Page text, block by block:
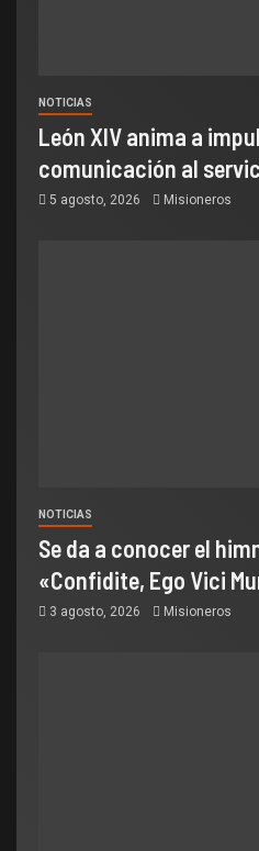
NOTICIAS
León XIV anima a
comunicación al
5 agosto, 2026 Misioneros
NOTICIAS
Se da a conocer el
«Confidite, Ego Vici
3 agosto, 2026 Misioneros